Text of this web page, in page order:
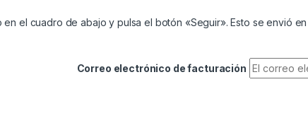
el cuadro de abajo y pulsa el botón «Seguir». Esto se envió
Correo electrónico de facturación